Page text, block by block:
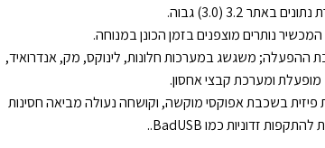
ההפעלה; משגשג במערכות חלונות, לינוקס, מק, אנדרואיד,
פיזית בשכבת אפוקסי מוקשה, וקושחה נעולה מביאה חסינות